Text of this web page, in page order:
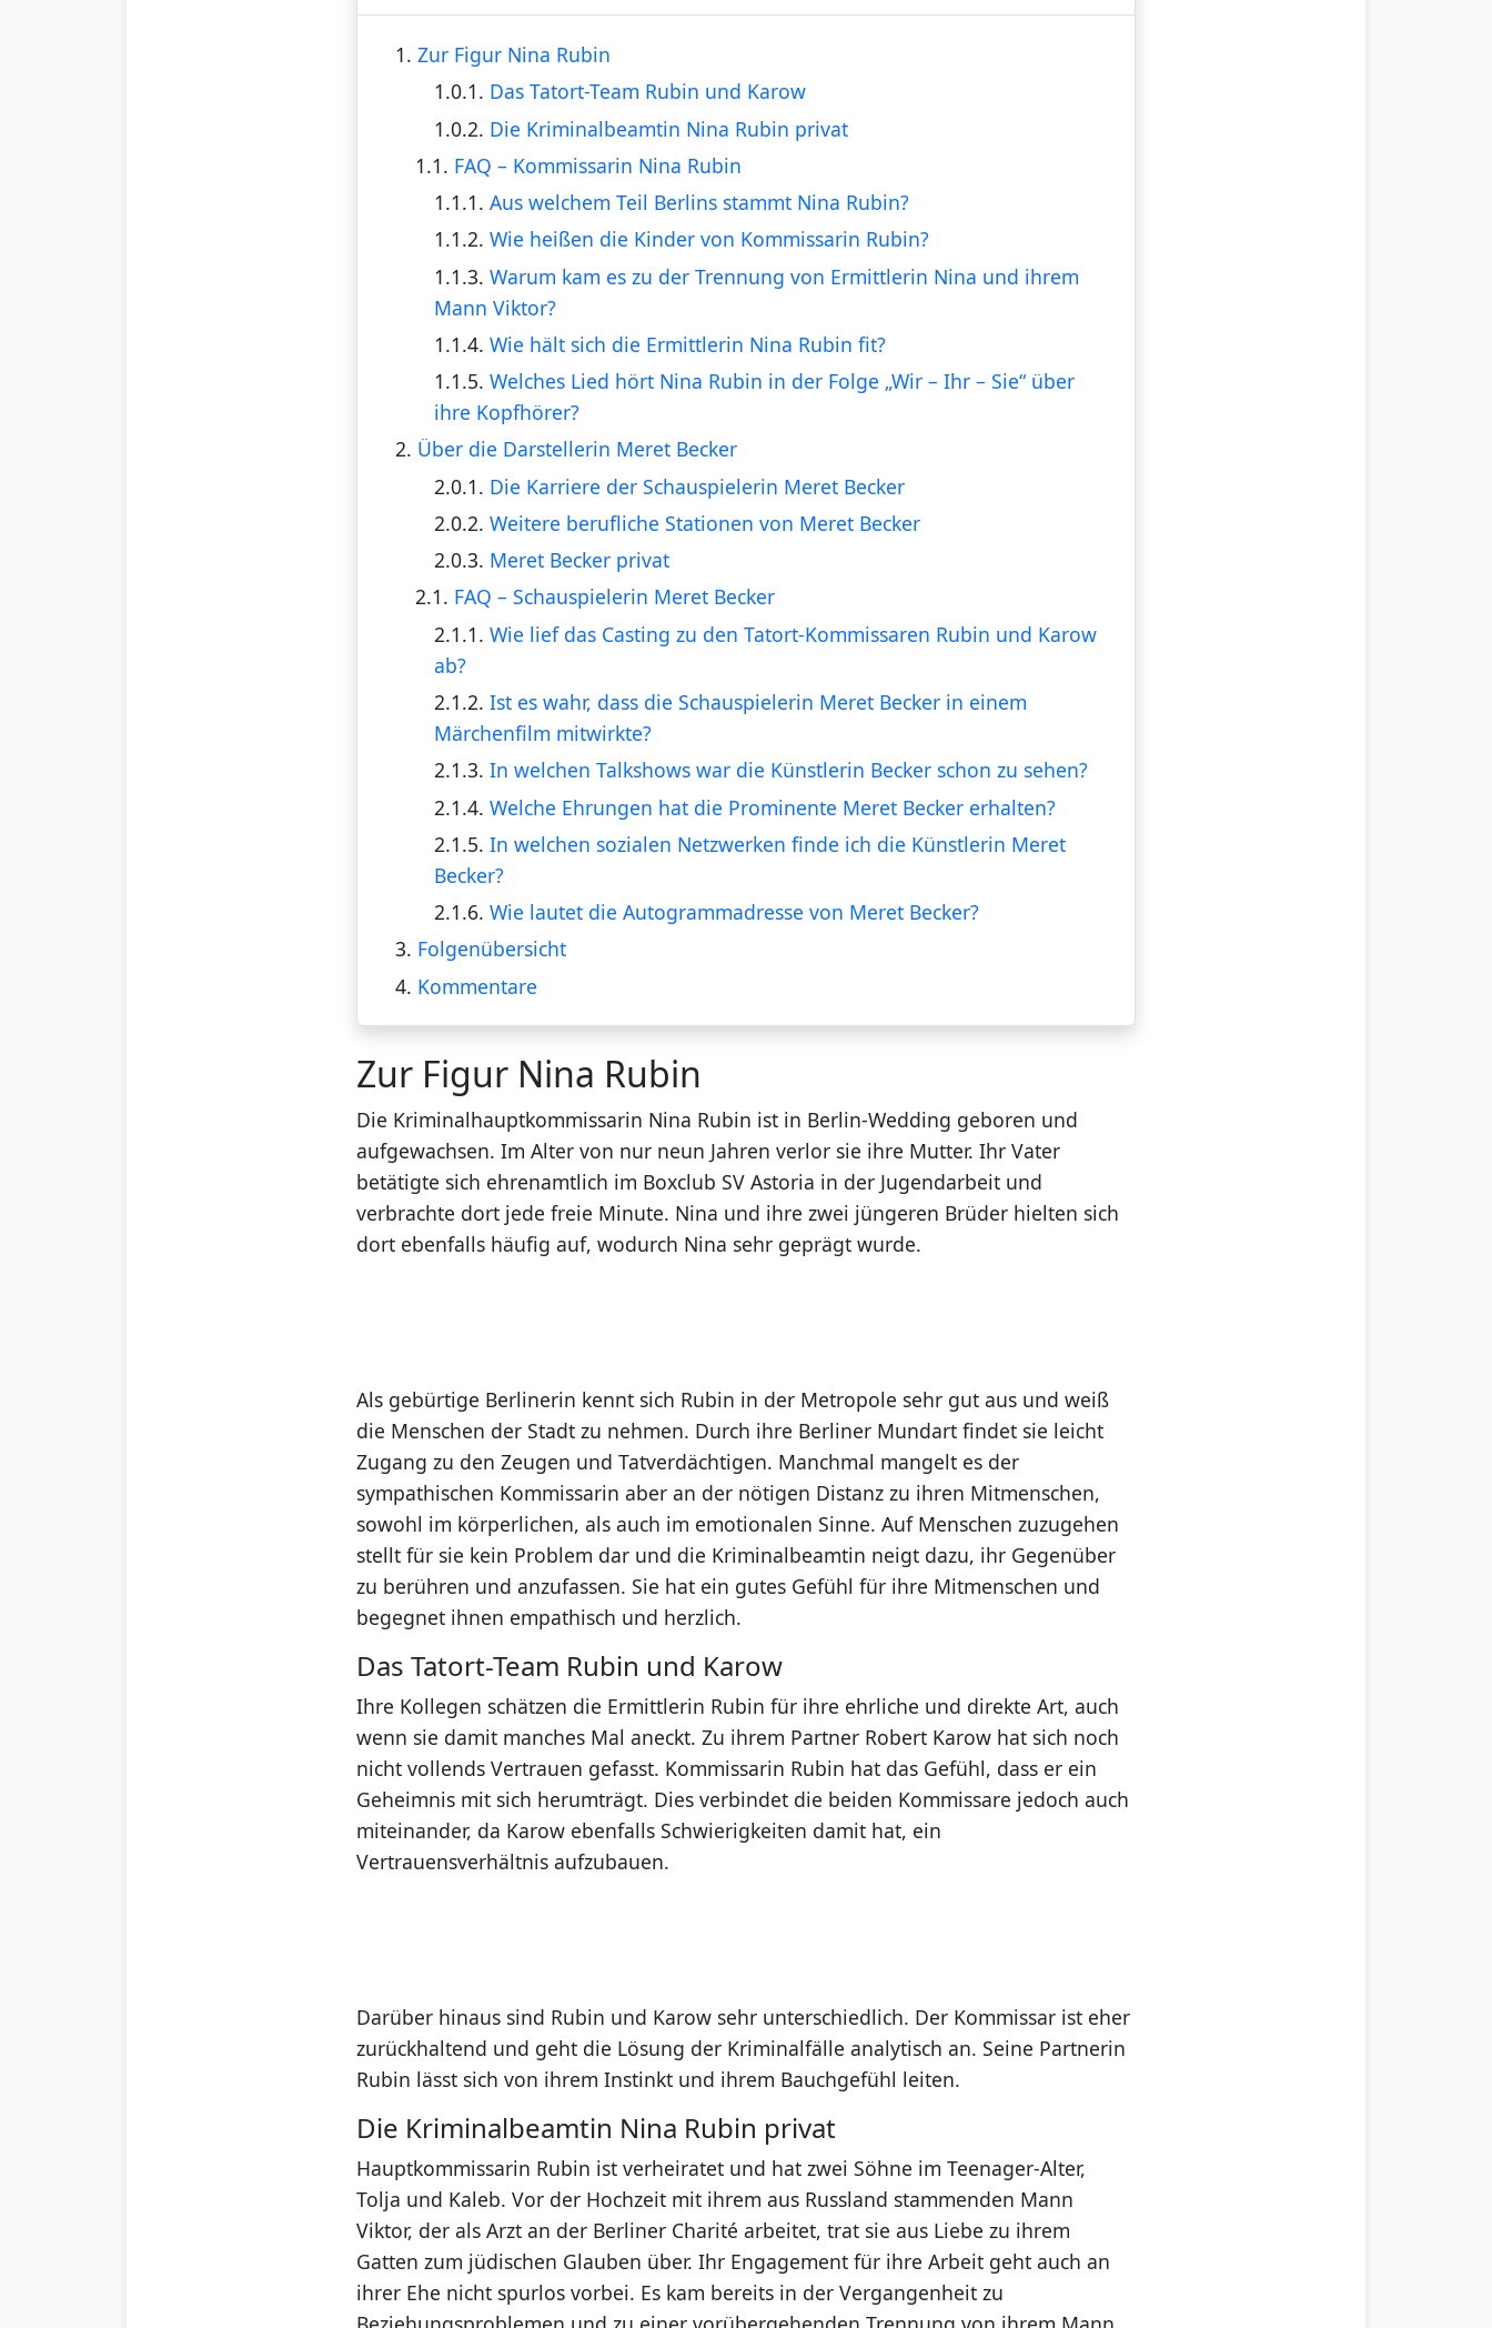
1. Zur Figur Nina Rubin
1.0.1. Das Tatort-Team Rubin und Karow
1.0.2. Die Kriminalbeamtin Nina Rubin privat
1.1. FAQ – Kommissarin Nina Rubin
1.1.1.Aus welchem Teil Berlins stammt Nina Rubin?
1.1.2.Wie heißen die Kinder von Kommissarin Rubin?
1.1.3.Warum kam es zu der Trennung von Ermittlerin Nina und ihrem
Mann Viktor?
1.1.4.Wie hält sich die Ermittlerin Nina Rubin fit?
1.1.5.Welches Lied hört Nina Rubin in der Folge „Wir – Ihr – Sie“ über
ihre Kopfhörer?
2. Über die Darstellerin Meret Becker
2.0.1. Die Karriere der Schauspielerin Meret Becker
2.0.2.Weitere berufliche Stationen von Meret Becker
2.0.3. Meret Becker privat
2.1. FAQ – Schauspielerin Meret Becker
2.1.1.Wie lief das Casting zu den Tatort-Kommissaren Rubin und Karow
ab?
2.1.2.Ist es wahr, dass die Schauspielerin Meret Becker in einem
Märchenfilm mitwirkte?
2.1.3.In welchen Talkshows war die Künstlerin Becker schon zu sehen?
2.1.4.Welche Ehrungen hat die Prominente Meret Becker erhalten?
2.1.5.In welchen sozialen Netzwerken finde ich die Künstlerin Meret
Becker?
2.1.6.Wie lautet die Autogrammadresse von Meret Becker?
3. Folgenübersicht
4. Kommentare
Zur Figur Nina Rubin
Die Kriminalhauptkommissarin Nina Rubin ist in Berlin-Wedding geboren und
aufgewachsen. Im Alter von nur neun Jahren verlor sie ihre Mutter. Ihr Vater
betätigte sich ehrenamtlich im Boxclub SV Astoria in der Jugendarbeit und
verbrachte dort jede freie Minute. Nina und ihre zwei jüngeren Brüder hielten sich
dort ebenfalls häufig auf, wodurch Nina sehr geprägt wurde.
Als gebürtige Berlinerin kennt sich Rubin in der Metropole sehr gut aus und weiß
die Menschen der Stadt zu nehmen. Durch ihre Berliner Mundart findet sie leicht
Zugang zu den Zeugen und Tatverdächtigen. Manchmal mangelt es der
sympathischen Kommissarin aber an der nötigen Distanz zu ihren Mitmenschen,
sowohl im körperlichen, als auch im emotionalen Sinne. Auf Menschen zuzugehen
stellt für sie kein Problem dar und die Kriminalbeamtin neigt dazu, ihr Gegenüber
zu berühren und anzufassen. Sie hat ein gutes Gefühl für ihre Mitmenschen und
begegnet ihnen empathisch und herzlich.
Das Tatort-Team Rubin und Karow
Ihre Kollegen schätzen die Ermittlerin Rubin für ihre ehrliche und direkte Art, auch
wenn sie damit manches Mal aneckt. Zu ihrem Partner Robert Karow hat sich noch
nicht vollends Vertrauen gefasst. Kommissarin Rubin hat das Gefühl, dass er ein
Geheimnis mit sich herumträgt. Dies verbindet die beiden Kommissare jedoch auch
miteinander, da Karow ebenfalls Schwierigkeiten damit hat, ein
Vertrauensverhältnis aufzubauen.
Darüber hinaus sind Rubin und Karow sehr unterschiedlich. Der Kommissar ist eher
zurückhaltend und geht die Lösung der Kriminalfälle analytisch an. Seine Partnerin
Rubin lässt sich von ihrem Instinkt und ihrem Bauchgefühl leiten.
Die Kriminalbeamtin Nina Rubin privat
Hauptkommissarin Rubin ist verheiratet und hat zwei Söhne im Teenager-Alter,
Tolja und Kaleb. Vor der Hochzeit mit ihrem aus Russland stammenden Mann
Viktor, der als Arzt an der Berliner Charité arbeitet, trat sie aus Liebe zu ihrem
Gatten zum jüdischen Glauben über. Ihr Engagement für ihre Arbeit geht auch an
ihrer Ehe nicht spurlos vorbei. Es kam bereits in der Vergangenheit zu